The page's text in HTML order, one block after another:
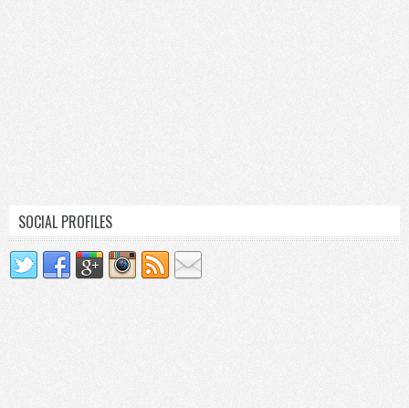
SOCIAL PROFILES